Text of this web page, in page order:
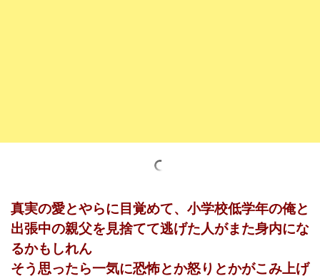
真実の愛とやらに目覚めて、小学校低学年の俺と
出張中の親父を見捨てて逃げた人がまた身内にな
るかもしれん
そう思ったら一気に恐怖とか怒りとかがこみ上げ